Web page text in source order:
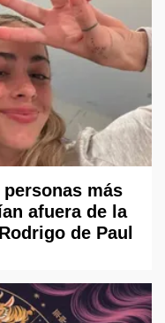
más
afuera de la
de Paul